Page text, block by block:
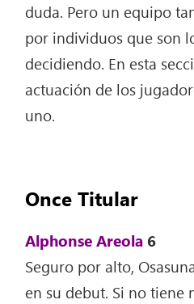
duda. Pero un equipo
por individuos que son
decidiendo. En esta
actuación de los
uno.
Once Titular
Alphonse Areola 6
Seguro por alto,
en su debut. Si no tiene